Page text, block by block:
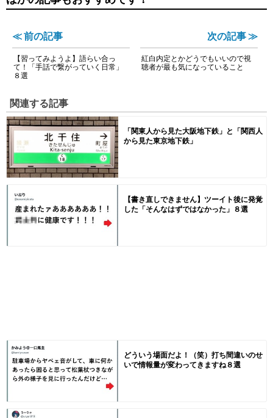
≪ 前の記事
【習ってみようよ】語らい合っ
て！「手話で繋がっていく日常」
８選
次の記事 ≫
紅白内定とかどうでもいいので視
聴者が最も気になっていること
関連する記事
「関東人から見た大阪地下鉄」と「関西人
から見た東京地下鉄」
【書き直しできません】ツーイト後に発覚
した「そんなはずではなかった」８選
どういう場面だよ！（笑）打ち間違いのせ
いで情報量が変わってきますね８選